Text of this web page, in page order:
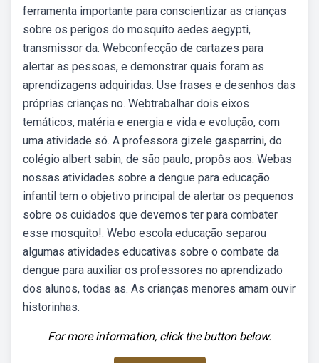
ferramenta importante para conscientizar as crianças
sobre os perigos do mosquito aedes aegypti,
transmissor da. Webconfecção de cartazes para
alertar as pessoas, e demonstrar quais foram as
aprendizagens adquiridas. Use frases e desenhos das
próprias crianças no. Webtrabalhar dois eixos
temáticos, matéria e energia e vida e evolução, com
uma atividade só. A professora gizele gasparrini, do
colégio albert sabin, de são paulo, propôs aos. Webas
nossas atividades sobre a dengue para educação
infantil tem o objetivo principal de alertar os pequenos
sobre os cuidados que devemos ter para combater
esse mosquito!. Webo escola educação separou
algumas atividades educativas sobre o combate da
dengue para auxiliar os professores no aprendizado
dos alunos, todas as. As crianças menores amam ouvir
historinhas.
For more information, click the button below.